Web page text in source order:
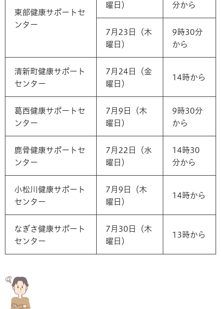
東部健康サポートセ
ンター
曜日）
分から
7月23日（木
曜日）
9時30分
から
清新町健康サポート
センター
7月24日（金
曜日）
14時から
葛西健康サポートセ
ンター
7月9日（木
曜日）
9時30分
から
鹿骨健康サポートセ
ンター
7月22日（水
曜日）
14時30
分から
小松川健康サポート
センター
7月9日（木
曜日）
14時から
なぎさ健康サポート
センター
7月30日（木
曜日）
13時から